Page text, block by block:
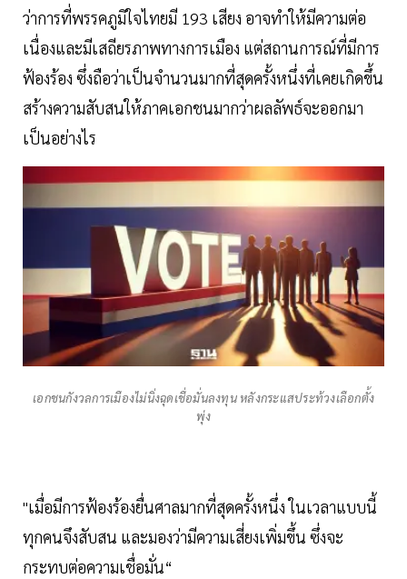
ว่าการที่พรรคภูมิใจไทยมี 193 เสียง อาจทำให้มีความต่อ
เนื่องและมีเสถียรภาพทางการเมือง แต่สถานการณ์ที่มีการ
ฟ้องร้อง ซึ่งถือว่าเป็นจำนวนมากที่สุดครั้งหนึ่งที่เคยเกิดขึ้น
สร้างความสับสนให้ภาคเอกชนมากว่าผลลัพธ์จะออกมา
เป็นอย่างไร
เอกชนกังวลการเมืองไม่นิ่งฉุดเชื่อมั่นลงทุน หลังกระแสประท้วงเลือกตั้ง
พุ่ง
"เมื่อมีการฟ้องร้องยื่นศาลมากที่สุดครั้งหนึ่ง ในเวลาแบบนี้
ทุกคนจึงสับสน และมองว่ามีความเสี่ยงเพิ่มขึ้น ซึ่งจะ
กระทบต่อความเชื่อมั่น“